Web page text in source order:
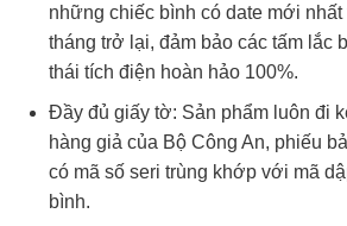
những chiếc bình có date mới nhất
tháng trở lại, đảm bảo các tấm lắc
thái tích điện hoàn hảo 100%.
Đầy đủ giấy tờ: Sản phẩm luôn đi
hàng giả của Bộ Công An, phiếu
có mã số seri trùng khớp với mã
bình.